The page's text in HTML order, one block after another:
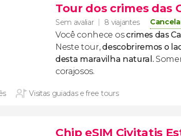
Tour dos crimes das
Sem avaliar 8 viajantes
Você conhece oscrimes das
Neste tour,descobriremos o
desta maravilha natural.
corajosos.
Visitas guiadas e free tours
Chip eSIM Civitatis